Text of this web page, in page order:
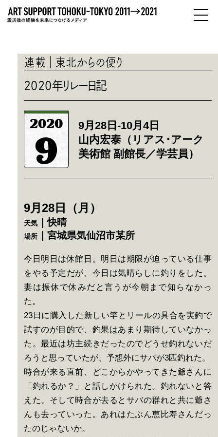
ひとびと
ABOUT
わたしたちについて
連載
東北からの便り
2020年リレー日記
2020
9
9月28日-10月4日
山内宏泰（リアス･アーク
美術館 副館長／学芸員）
9月28日（月）
天気 ｜快晴
場所 ｜宮城県気仙沼市某所
今日明日は休館日。明日は期限が迫っている仕事
をやる予定だが、今日は気晴らしに釣りをした。
妻は振休で休みだと言うが今朝まで知らなかっ
た。
23日に購入した新しい竿とリールの具合を実釣で
試すのが目的で、釣果はあまり期待していなかっ
た。最近は坊主続きだったのでどうせ釣れないだ
ろうと思っていたが、予想外にサバが3匹釣れた。
時合が来る直前、どこからかやってきた爺さんに
「釣れるか？」と話しかけられた。釣れないと答
えた。そして時合が去るとサバの群れと共に爺さ
んも去っていった。あれはたぶん恵比寿さんだっ
たのじゃないか。